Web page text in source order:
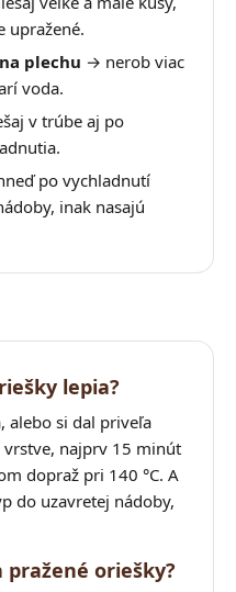
upražené.
plechu → nerob viac
voda.
v trúbe aj po
po vychladnutí
inak nasajú
lepia?
alebo si dal priveľa
vrstve, najprv 15 minút
dopraž pri 140 °C. A
do uzavretej nádoby,
oriešky?